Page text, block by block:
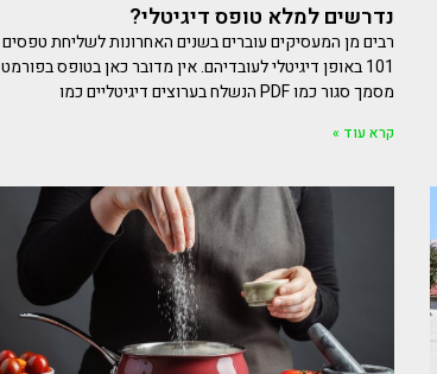
נדרשים למלא טופס דיגיטלי?
רבים מן המעסיקים עוברים בשנים האחרונות לשליחת טפסים
101 באופן דיגיטלי לעובדיהם. אין מדובר כאן בטופס בפורמט
מסמך סגור כמו PDF הנשלח בערוצים דיגיטליים כמו
קרא עוד »